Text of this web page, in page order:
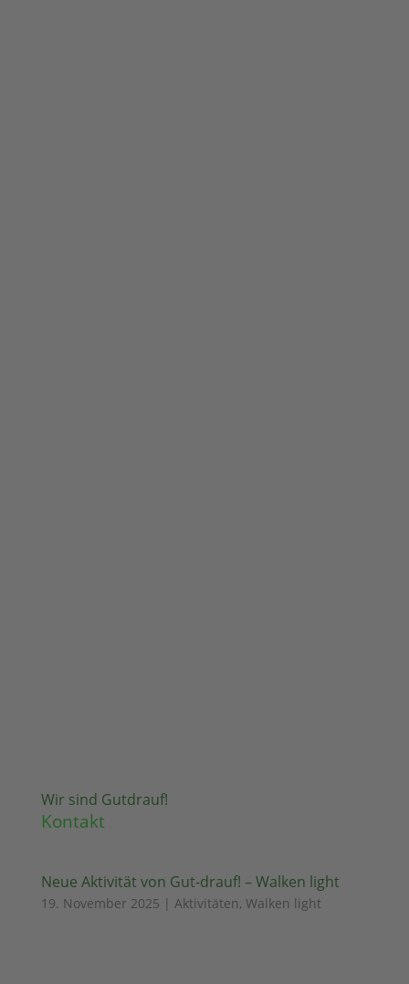
Wir sind Gutdrauf!
Kontakt
Neue Aktivität von Gut-drauf! – Walken light
19. November 2025 | Aktivitäten, Walken light